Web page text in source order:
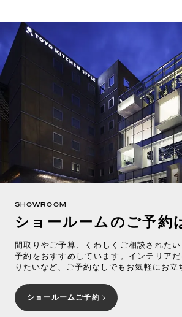
SHOWROOM
ショールームのご予約
間取りやご予算、くわしくご相談された
予約をおすすめしています。インテリア
りたいなど、ご予約なしでもお気軽にお立
ショールームご予約